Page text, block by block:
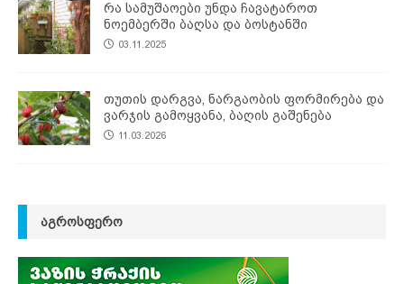
რა სამუშაოები უნდა ჩავატაროთ
ნოემბერში ბაღსა და ბოსტანში
03.11.2025
თუთის დარგვა, ნარგაობის ფორმირება და
ვარჯის გამოყვანა, ბაღის გაშენება
11.03.2026
ᲐᲒᲠᲝᲡᲤᲔᲠᲝ